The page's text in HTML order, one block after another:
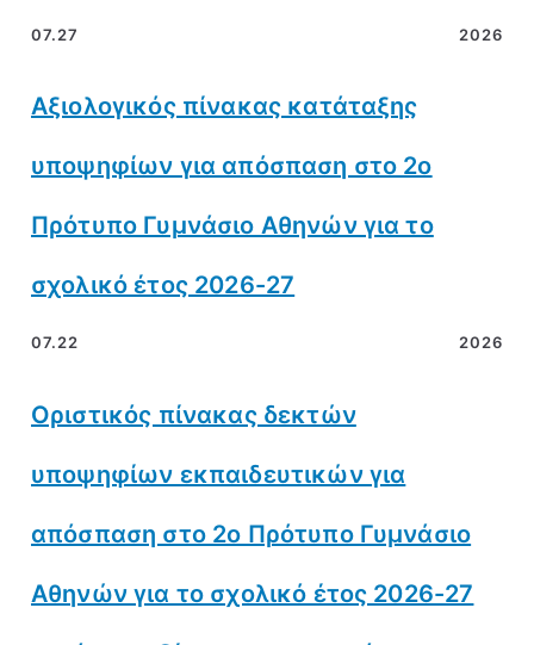
07.27 2026
Αξιολογικός πίνακας κατάταξης
υποψηφίων για απόσπαση στο 2ο
Πρότυπο Γυμνάσιο Αθηνών για το
σχολικό έτος 2026-27
07.22 2026
Οριστικός πίνακας δεκτών
υποψηφίων εκπαιδευτικών για
απόσπαση στο 2ο Πρότυπο Γυμνάσιο
Αθηνών για το σχολικό έτος 2026-27